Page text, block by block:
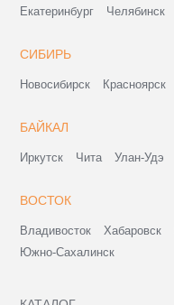
Екатеринбург Челябинск
СИБИРЬ
Новосибирск Красноярск
БАЙКАЛ
Иркутск Чита Улан-Удэ
ВОСТОК
Владивосток Хабаровск
Южно-Сахалинск